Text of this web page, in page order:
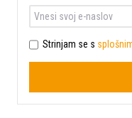
Strinjam se s